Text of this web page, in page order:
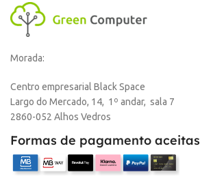
Morada:
Centro empresarial Black Space
Largo do Mercado, 14, 1º andar, sala 7
2860-052 Alhos Vedros
Formas de pagamento aceitas